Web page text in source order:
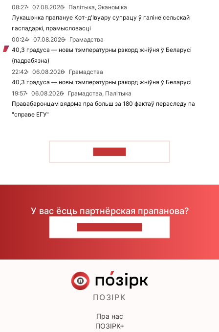
08:27
07.08.2026
Палітыка, Эканоміка
Лукашэнка прапануе Кот-д'Івуару супрацу ў галіне сельскай
гаспадаркі, прамысловасці
00:24
07.08.2026
Грамадства
40,3 градуса — новы тэмпературны рэкорд жніўня ў Беларусі
(падрабязна)
22:42
06.08.2026
Грамадства
40,3 градуса — новы тэмпературны рэкорд жніўня ў Беларусі
19:57
06.08.2026
Грамадства, Палітыка
Правабаронцам вядома пра больш за 180 фактаў пераследу па
"справе ЕГУ"
У вас ёсць партнёрская прапанова?
ПОЗІРК
Пра нас
ПОЗІРК+